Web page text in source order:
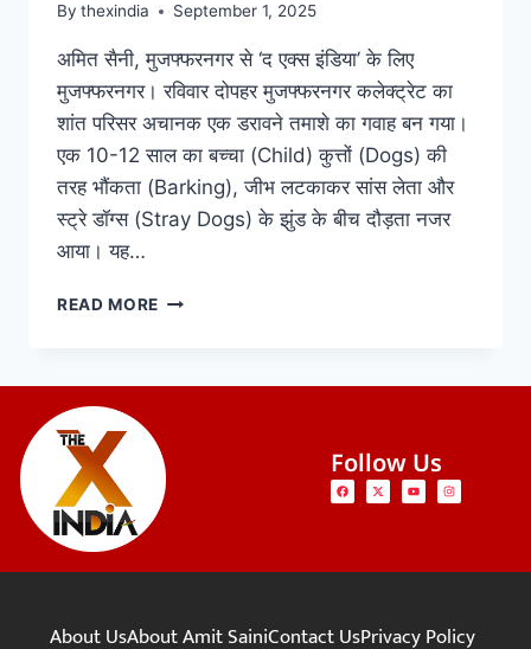
By thexindia September 1, 2025
अमित सैनी, मुजफ्फरनगर से ‘द एक्स इंडिया’ के लिए
मुजफ्फरनगर। रविवार दोपहर मुजफ्फरनगर कलेक्ट्रेट का
शांत परिसर अचानक एक डरावने तमाशे का गवाह बन गया।
एक 10-12 साल का बच्चा (Child) कुत्तों (Dogs) की
तरह भौंकता (Barking), जीभ लटकाकर सांस लेता और
स्ट्रे डॉग्स (Stray Dogs) के झुंड के बीच दौड़ता नजर
आया। यह…
READ MORE
Follow Us
About UsAbout Amit SainiContact UsPrivacy Policy